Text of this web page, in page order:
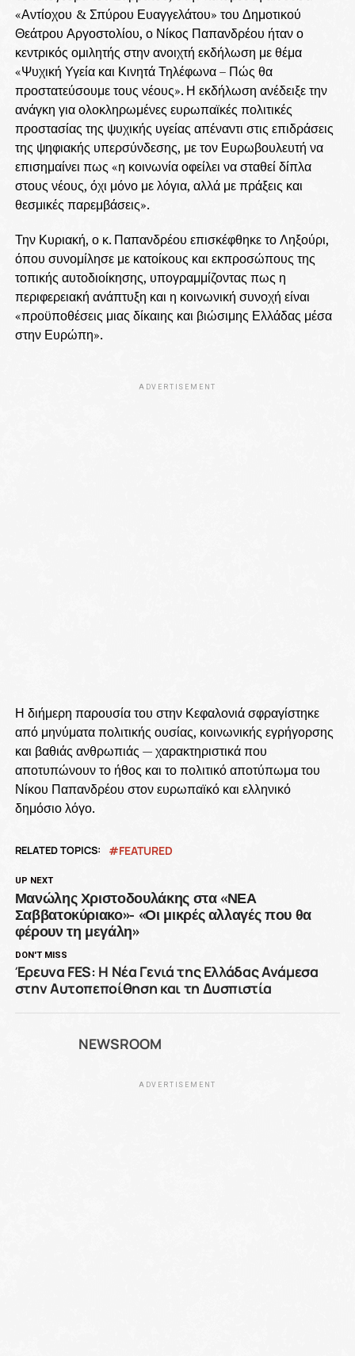
«Αντίοχου & Σπύρου Ευαγγελάτου» του Δημοτικού
Θεάτρου Αργοστολίου, ο Νίκος Παπανδρέου ήταν ο
κεντρικός ομιλητής στην ανοιχτή εκδήλωση με θέμα
«Ψυχική Υγεία και Κινητά Τηλέφωνα – Πώς θα
προστατεύσουμε τους νέους». Η εκδήλωση ανέδειξε την
ανάγκη για ολοκληρωμένες ευρωπαϊκές πολιτικές
προστασίας της ψυχικής υγείας απέναντι στις επιδράσεις
της ψηφιακής υπερσύνδεσης, με τον Ευρωβουλευτή να
επισημαίνει πως «η κοινωνία οφείλει να σταθεί δίπλα
στους νέους, όχι μόνο με λόγια, αλλά με πράξεις και
θεσμικές παρεμβάσεις».
Την Κυριακή, ο κ. Παπανδρέου επισκέφθηκε το Ληξούρι,
όπου συνομίλησε με κατοίκους και εκπροσώπους της
τοπικής αυτοδιοίκησης, υπογραμμίζοντας πως η
περιφερειακή ανάπτυξη και η κοινωνική συνοχή είναι
«προϋποθέσεις μιας δίκαιης και βιώσιμης Ελλάδας μέσα
στην Ευρώπη».
ADVERTISEMENT
Η διήμερη παρουσία του στην Κεφαλονιά σφραγίστηκε
από μηνύματα πολιτικής ουσίας, κοινωνικής εγρήγορσης
και βαθιάς ανθρωπιάς — χαρακτηριστικά που
αποτυπώνουν το ήθος και το πολιτικό αποτύπωμα του
Νίκου Παπανδρέου στον ευρωπαϊκό και ελληνικό
δημόσιο λόγο.
RELATED TOPICS: FEATURED
UP NEXT
Μανώλης Χριστοδουλάκης στα «ΝΕΑ
Σαββατοκύριακο»- «Οι μικρές αλλαγές που θα
φέρουν τη μεγάλη»
DON'T MISS
Έρευνα FES: Η Νέα Γενιά της Ελλάδας Ανάμεσα
στην Αυτοπεποίθηση και τη Δυσπιστία
NEWSROOM
ADVERTISEMENT